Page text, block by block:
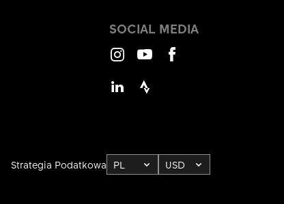
SOCIAL MEDIA
Strategia Podatkowa PL USD